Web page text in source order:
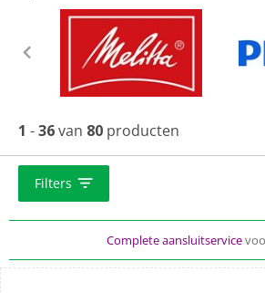
1 -36van 80 producten
Filters
Standaard thuisbezorgd
Al meer dan dé
Complete aansluitservice